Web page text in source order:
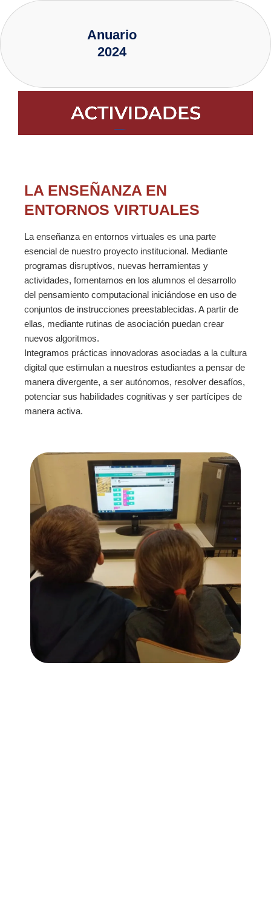
al
contenido
Anuario
2024
LA ENSEÑANZA EN
ENTORNOS VIRTUALES
La enseñanza en entornos virtuales es una parte
esencial de nuestro proyecto institucional. Mediante
programas disruptivos, nuevas herramientas y
actividades, fomentamos en los alumnos el desarrollo
del pensamiento computacional iniciándose en uso de
conjuntos de instrucciones preestablecidas. A partir de
ellas, mediante rutinas de asociación puedan crear
nuevos algoritmos.
Integramos prácticas innovadoras asociadas a la cultura
digital que estimulan a nuestros estudiantes a pensar de
manera divergente, a ser autónomos, resolver desafíos,
potenciar sus habilidades cognitivas y ser partícipes de
manera activa.